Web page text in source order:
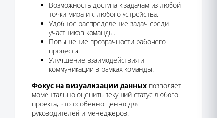
Возможность доступа к задачам из любой
точки мира и с любого устройства.
Удобное распределение задач среди
участников команды.
Повышение прозрачности рабочего
процесса.
Улучшение взаимодействия и
коммуникации в рамках команды.
Фокус на визуализации данных позволяет
моментально оценить текущий статус любого
проекта, что особенно ценно для
руководителей и менеджеров.